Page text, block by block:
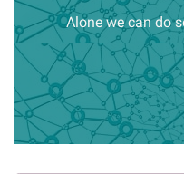
Alone we can do